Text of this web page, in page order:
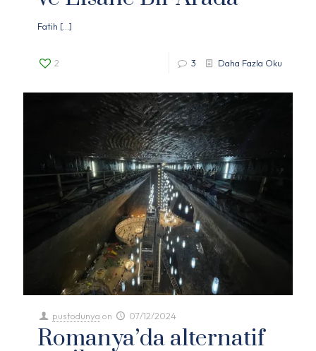
Fatih […]
2 3 Daha Fazla Oku
pustodunya on 07/12/2024
Romanya’da alternatif